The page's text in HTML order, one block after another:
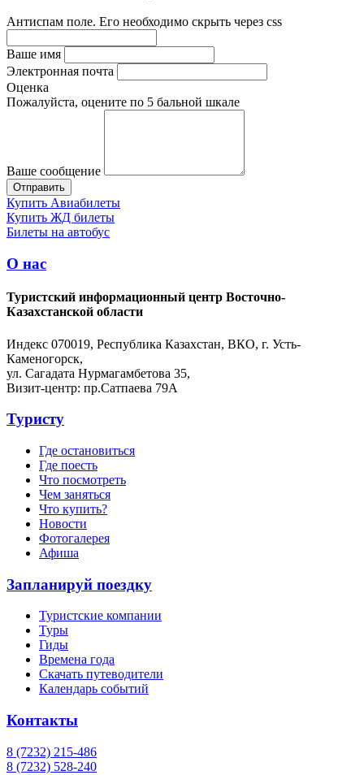
Антиспам поле. Его необходимо скрыть через css
Ваше имя
Электронная почта
Оценка
Пожалуйста, оцените по 5 бальной шкале
Ваше сообщение
Купить Авиабилеты
Купить ЖД билеты
Билеты на автобус
О нас
Туристский информационный центр Восточно-
Казахстанской области
Индекс 070019, Республика Казахстан, ВКО, г. Усть-
Каменогорск,
ул. Сагадата Нурмагамбетова 35,
Визит-центр: пр.Сатпаева 79А
Туристу
Где остановиться
Где поесть
Что посмотреть
Чем заняться
Что купить?
Новости
Фотогалерея
Афиша
Запланируй поездку
Туристские компании
Туры
Гиды
Времена года
Скачать путеводители
Календарь событий
Контакты
8 (7232) 215-486
8 (7232) 528-240